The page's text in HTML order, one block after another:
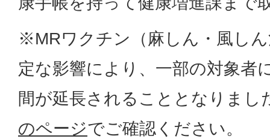
※MRワクチン（麻しん・風し
定な影響により、一部の対象者
間が延長されることとなりまし
のページでご確認ください。